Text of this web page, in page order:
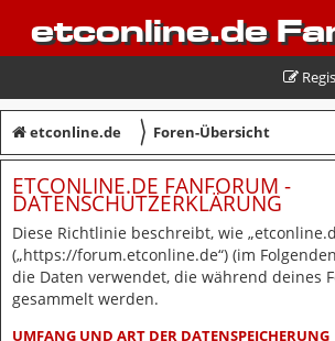
etconline.de
etconline.de 〉 Foren-Übersicht
ETCONLINE.DE FANFORUM -
DATENSCHUTZERKLÄRUNG
Diese Richtlinie beschreibt, wie
(„https://forum.etconline.de“) (im
die Daten verwendet, die während deines
gesammelt werden.
UMFANG UND ART DER DATENSPEICHERUNG